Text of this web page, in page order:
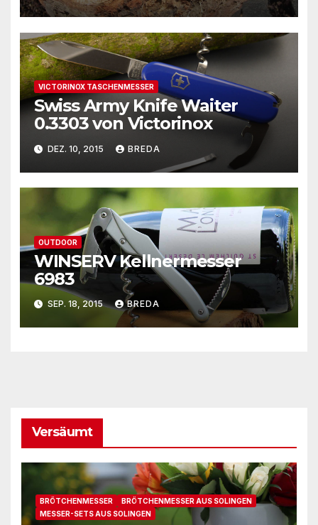
VICTORINOX TASCHENMESSER
Swiss Army Knife Waiter
0.3303 von Victorinox
DEZ. 10, 2015 BREDA
OUTDOOR
WINSERV Kellnermesser
6983
SEP. 18, 2015 BREDA
Versäumt
BRÖTCHENMESSER
BRÖTCHENMESSER AUS SOLINGEN
MESSER-SETS AUS SOLINGEN